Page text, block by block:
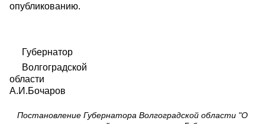
опубликованию.
Губернатор
Волгоградской
области
А.И.Бочаров
Постановление Губернатора Волгоградской области "О